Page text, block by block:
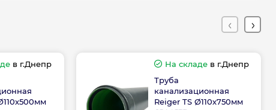
мес
в г.Днепр
На складев г.Днепр
Труба
канализационная
Reiger TS Ø110х750мм